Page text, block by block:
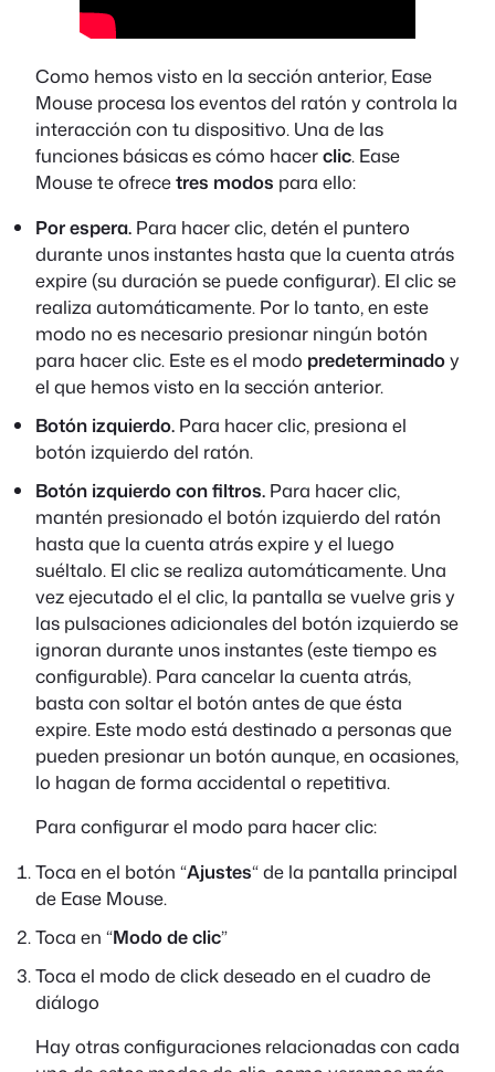
Como hemos visto en la sección anterior, Ease
Mouse procesa los eventos del ratón y controla la
interacción con tu dispositivo. Una de las
funciones básicas es cómo hacerclic. Ease
Mouse te ofrecetres modos para ello:
Por espera. Para hacer clic, detén el puntero
durante unos instantes hasta que la cuenta atrás
expire (su duración se puede configurar). El clic se
realiza automáticamente. Por lo tanto, en este
modo no es necesario presionar ningún botón
para hacer clic. Este es el modo predeterminadoy
el que hemos visto en la sección anterior.
Botón izquierdo. Para hacer clic, presiona el
botón izquierdo del ratón.
Botón izquierdo con filtros. Para hacer clic,
mantén presionado el botón izquierdo del ratón
hasta que la cuenta atrás expire y el luego
suéltalo. El clic se realiza automáticamente. Una
vez ejecutado el el clic, la pantalla se vuelve gris y
las pulsaciones adicionales del botón izquierdo se
ignoran durante unos instantes (este tiempo es
configurable). Para cancelar la cuenta atrás,
basta con soltar el botón antes de que ésta
expire. Este modo está destinado a personas que
pueden presionar un botón aunque, en ocasiones,
lo hagan de forma accidental o repetitiva.
Para configurar el modo para hacer clic:
Toca en el botón “Ajustes“ de la pantalla principal
de Ease Mouse.
Toca en “Modo de clic”
Toca el modo de click deseado en el cuadro de
diálogo
Hay otras configuraciones relacionadas con cada